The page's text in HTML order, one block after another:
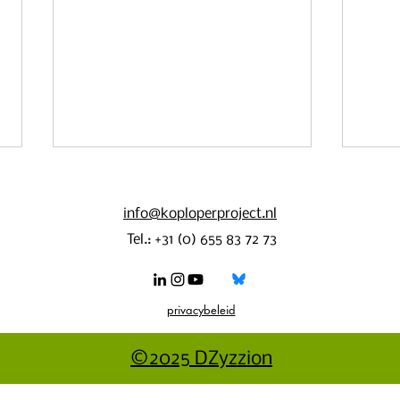
Vermeulen Catering wint Koploperprijs
info@koploperproject.nl
Tel.: +31 (0) 655 83 72 73
privacybeleid
©2025 DZyzzion